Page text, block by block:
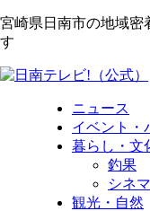
宮崎県日南市の地域密
す
ニュース
イベント・
暮らし・文
釣果
シネマ
観光・自然